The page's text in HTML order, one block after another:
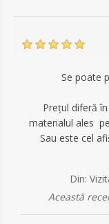
Se poate
Prețul diferă
materialul ales
Sau este cel
Din:
Această